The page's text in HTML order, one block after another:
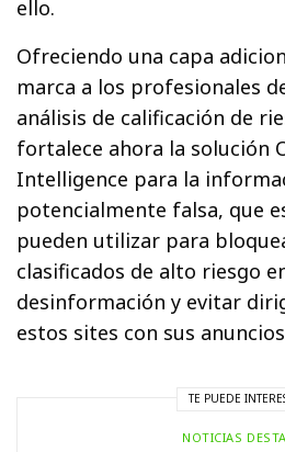
ello.
Ofreciendo una capa
marca a los profesionales
análisis de calificación de
fortalece ahora la solución
Intelligence para la
potencialmente falsa, que
pueden utilizar para
clasificados de alto riesgo
desinformación y evitar
estos sites con sus
TE PUEDE
NOTICIAS